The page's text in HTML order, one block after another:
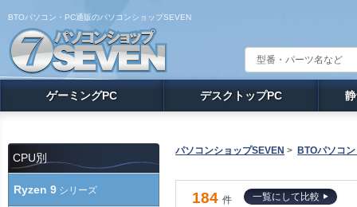
BTOパソコン・PC通販のパソコンショップSEVEN
ゲーミングPC デスクトップPC
パソコンショップSEVEN > BTOパソコ
184 件
一覧にして比較
CPU別
Ryzen 9 シリーズ